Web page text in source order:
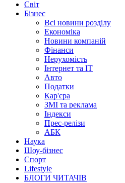
Світ
Бізнес
Всі новини розділу
Економіка
Новини компаній
Фінанси
Нерухомість
Інтернет та IT
Авто
Податки
Кар'єра
ЗМІ та реклама
Індекси
Прес-релізи
АБК
Наука
Шоу-бізнес
Спорт
Lifestyle
БЛОГИ ЧИТАЧІВ